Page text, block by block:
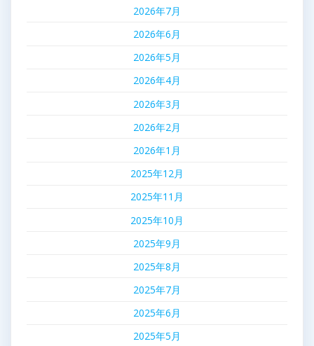
2026年7月
2026年6月
2026年5月
2026年4月
2026年3月
2026年2月
2026年1月
2025年12月
2025年11月
2025年10月
2025年9月
2025年8月
2025年7月
2025年6月
2025年5月